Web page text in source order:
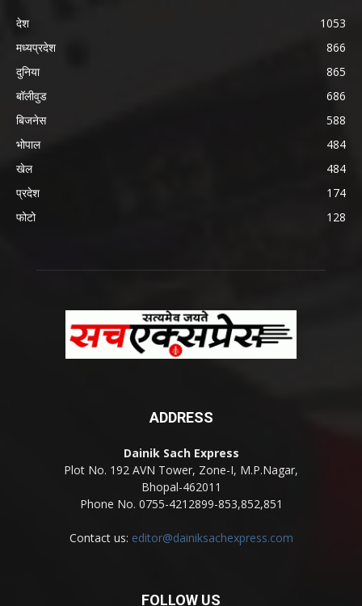
देश
1053
मध्यप्रदेश
866
दुनिया
865
बॉलीवुड
686
बिजनेस
588
भोपाल
484
खेल
484
प्रदेश
174
फोटो
128
ADDRESS
Dainik Sach Express
Plot No. 192 AVN Tower, Zone-I, M.P.Nagar,
Bhopal-462011
Phone No. 0755-4212899-853,852,851
Contact us: editor@dainiksachexpress.com
FOLLOW US